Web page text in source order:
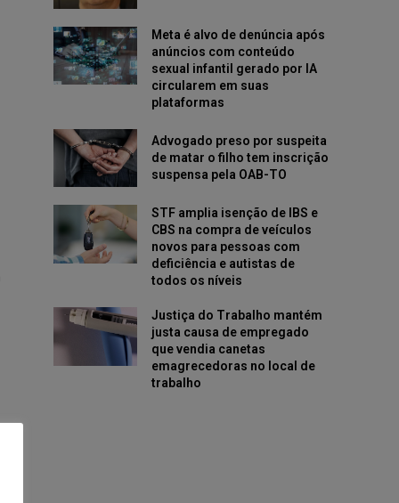
Meta é alvo de denúncia após
anúncios com conteúdo
sexual infantil gerado por IA
circularem em suas
plataformas
Advogado preso por suspeita
de matar o filho tem inscrição
suspensa pela OAB-TO
STF amplia isenção de IBS e
CBS na compra de veículos
novos para pessoas com
deficiência e autistas de
todos os níveis
Justiça do Trabalho mantém
justa causa de empregado
que vendia canetas
emagrecedoras no local de
trabalho